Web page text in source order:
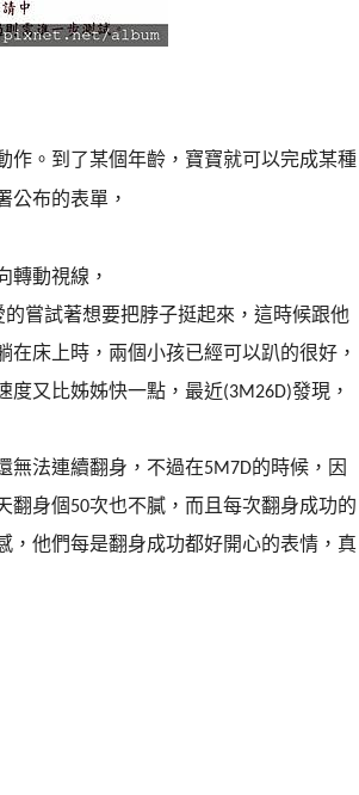
作。到了某個年齡，寶寶就可以完成某種
公布的表單，
轉動視線，
的嘗試著想要把脖子挺起來，這時候跟他
床上時，兩個小孩已經可以趴的很好，
度又比姊姊快一點，最近(3M26D)發現，
無法連續翻身，不過在5M7D的時候，因
翻身個50次也不膩，而且每次翻身成功的
，他們每是翻身成功都好開心的表情，真